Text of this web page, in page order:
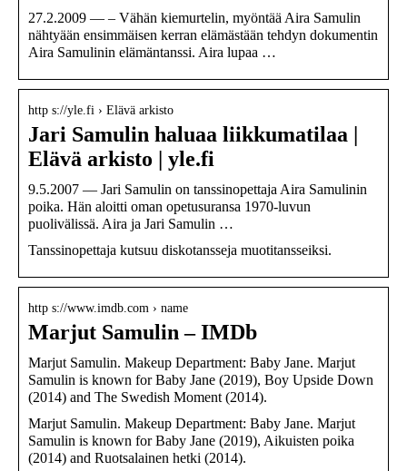
27.2.2009 — – Vähän kiemurtelin, myöntää Aira Samulin
nähtyään ensimmäisen kerran elämästään tehdyn dokumentin
Aira Samulinin elämäntanssi. Aira lupaa …
http s://yle.fi › Elävä arkisto
Jari Samulin haluaa liikkumatilaa |
Elävä arkisto | yle.fi
9.5.2007 — Jari Samulin on tanssinopettaja Aira Samulinin
poika. Hän aloitti oman opetusuransa 1970-luvun
puolivälissä. Aira ja Jari Samulin …
Tanssinopettaja kutsuu diskotansseja muotitansseiksi.
http s://www.imdb.com › name
Marjut Samulin – IMDb
Marjut Samulin. Makeup Department: Baby Jane. Marjut
Samulin is known for Baby Jane (2019), Boy Upside Down
(2014) and The Swedish Moment (2014).
Marjut Samulin. Makeup Department: Baby Jane. Marjut
Samulin is known for Baby Jane (2019), Aikuisten poika
(2014) and Ruotsalainen hetki (2014).